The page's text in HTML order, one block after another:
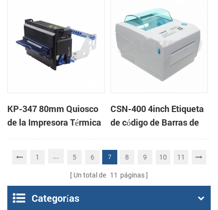
impresoras de apoyo de
la caja de efectivo
KP-347 80mm Quiosco
de la Impresora Térmica
CSN-400 4inch Etiqueta
de código de Barras de
la Impresora
1 ... 5 6 7 8 9 10 11
Un total de 11 páginas
Categorías